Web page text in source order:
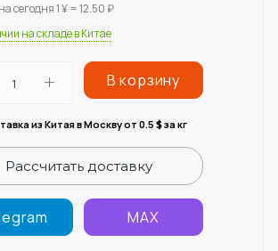
сегодня 1 ¥ = 12.50 ₽
на складе в Китае
В корзину
из Китая в Москву от 0.5 $за кг
Рассчитать доставку
MAX